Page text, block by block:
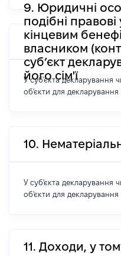
9. Юридичні
подібні
кінцевим
власником
суб’єкт
його сім'ї
У суб'єкта декларування
об'єкти для декларування
10.
У суб'єкта декларування
об'єкти для декларування
11. Доходи, у